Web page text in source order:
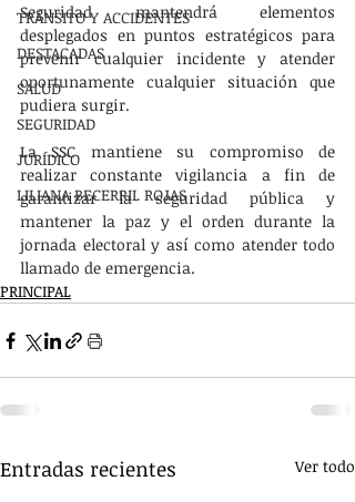
TRÁNSITO Y ACCIDENTES
DESTACADAS
SALUD
SEGURIDAD
JURÍDICO
LILIANA BECERRIL ROJAS
Seguridad mantendrá elementos
desplegados en puntos estratégicos para
prevenir cualquier incidente y atender
oportunamente cualquier situación que
pudiera surgir.
La SSC mantiene su compromiso de
realizar constante vigilancia a fin de
garantizar la seguridad pública y
mantener la paz y el orden durante la
jornada electoral y así como atender todo
llamado de emergencia.
PRINCIPAL
Entradas recientes Ver todo